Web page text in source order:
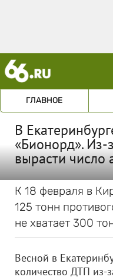
ГЛАВНОЕ
В
«Бионорд». Из-
вырасти число
К 18 февраля в
125 тонн
не хватает 300
Весной в
количество ДТП из-